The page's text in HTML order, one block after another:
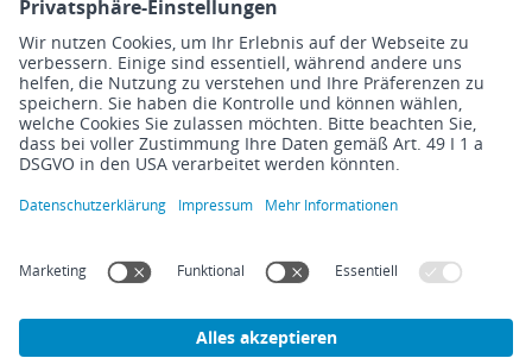
Steuerberater
Know How
Release Notes
DMS/Rebu
Finanzbuchhaltung
ImpressumDatenschutzerklärungRechtlichesCookies
Scopevisio AG – Made with ❤️ in Bonn